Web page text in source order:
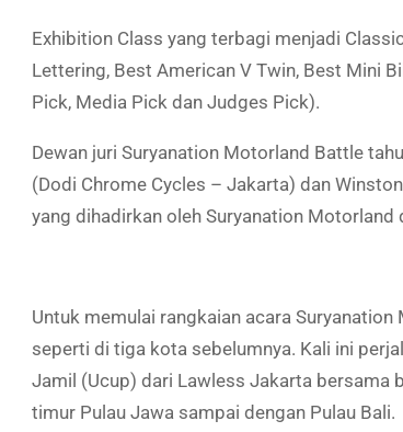
Exhibition Class yang terbagi menjadi
Lettering, Best American V Twin, Best Mini
Pick, Media Pick dan Judges Pick).
Dewan juri Suryanation Motorland Battle
(Dodi Chrome Cycles – Jakarta) dan
yang dihadirkan oleh Suryanation Motorland
Untuk memulai rangkaian acara
seperti di tiga kota sebelumnya. Kali ini
Jamil (Ucup) dari Lawless Jakarta bersama
timur Pulau Jawa sampai dengan Pulau Bali.